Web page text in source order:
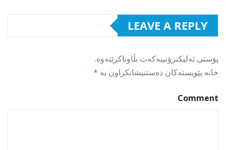
LEAVE A REPLY
پۆستی ئەلیکترۆنییەکەت بڵاوناکرێتەوە.
خانە پێویستەکان دەستنیشانکراون بە *
Comment